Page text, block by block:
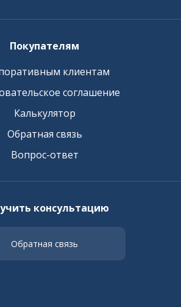
Покупателям
клиентам
соглашение
Калькулятор
Обратная связь
Вопрос-ответ
консультацию
Обратная связь